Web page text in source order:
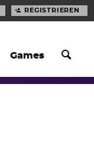
Games
REGISTRIEREN